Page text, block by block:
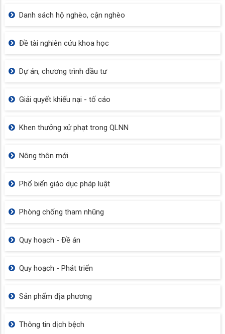
Danh sách hộ nghèo, cận nghèo
Đề tài nghiên cứu khoa học
Dự án, chương trình đầu tư
Giải quyết khiếu nại - tố cáo
Khen thưởng xử phạt trong QLNN
Nông thôn mới
Phổ biến giáo dục pháp luật
Phòng chống tham nhũng
Quy hoạch - Đề án
Quy hoạch - Phát triển
Sản phẩm địa phương
Thông tin dịch bệch